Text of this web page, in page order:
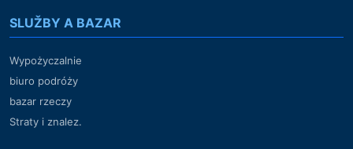
SLUŽBY A BAZAR
Wypożyczalnie
biuro podróży
bazar rzeczy
Straty i znalez.